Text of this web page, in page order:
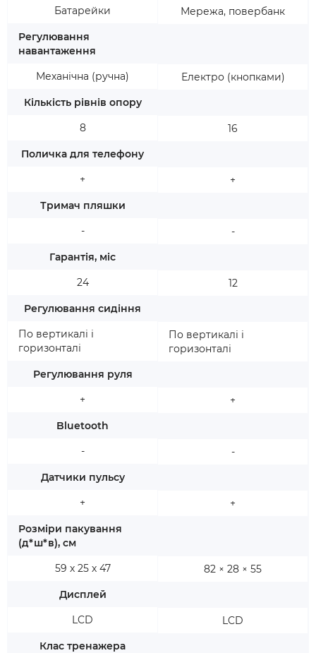
Батарейки
Регулювання
навантаження
Механічна (ручна)
Кількість рівнів опору
8
Поличка для телефону
+
Тримач пляшки
-
Гарантія, міс
24
Регулювання сидіння
По вертикалі і
горизонталі
Регулювання руля
+
Bluetooth
-
Датчики пульсу
+
Розміри пакування
(д*ш*в), см
59 х 25 х 47
Дисплей
LCD
Клас тренажера
Мережа, повербанк
Електро (кнопками)
16
+
-
12
По вертикалі і
горизонталі
+
-
+
82 × 28 × 55
LCD